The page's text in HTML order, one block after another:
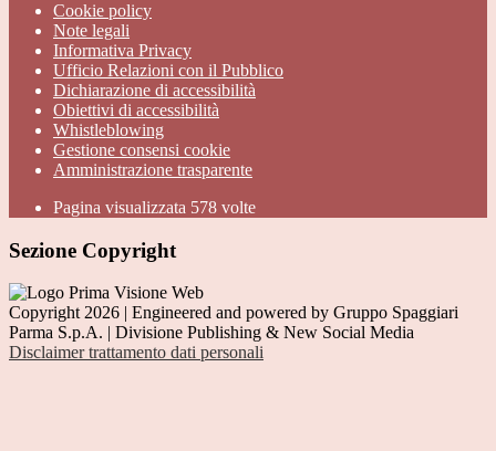
Cookie policy
Note legali
Informativa Privacy
Ufficio Relazioni con il Pubblico
Dichiarazione di accessibilità
Obiettivi di accessibilità
Whistleblowing
Gestione consensi cookie
Amministrazione trasparente
Pagina visualizzata 578 volte
Sezione Copyright
Copyright 2026 | Engineered and powered by Gruppo Spaggiari
Parma S.p.A. | Divisione Publishing & New Social Media
Disclaimer trattamento dati personali